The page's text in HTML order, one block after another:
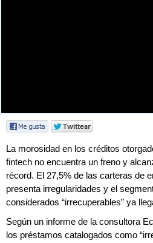
La morosidad en los créditos
fintech no encuentra un freno y
récord. El 27,5% de las carteras de
presenta irregularidades y el
considerados “irrecuperables” ya
Según un informe de la consultora
los préstamos catalogados como